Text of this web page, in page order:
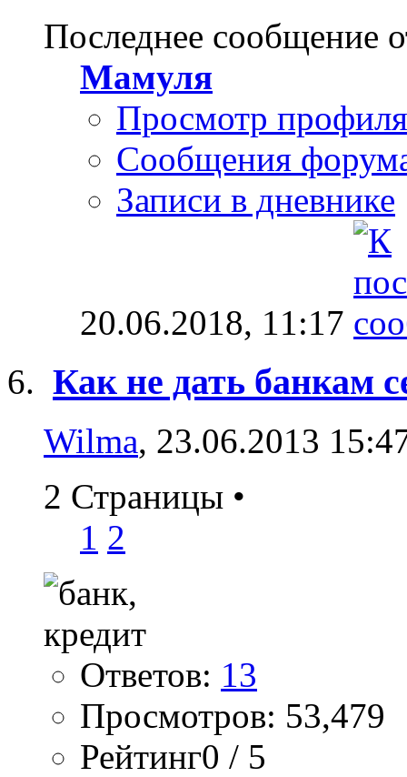
Последнее сообщение
Мамуля
Просмотр профиля
Сообщения
Записи в дневнике
20.06.2018, 11:17
Как не дать банкам
Wilma, 23.06.2013
2 Страницы •
1 2
Ответов: 13
Просмотров: 53,479
Рейтинг0 / 5